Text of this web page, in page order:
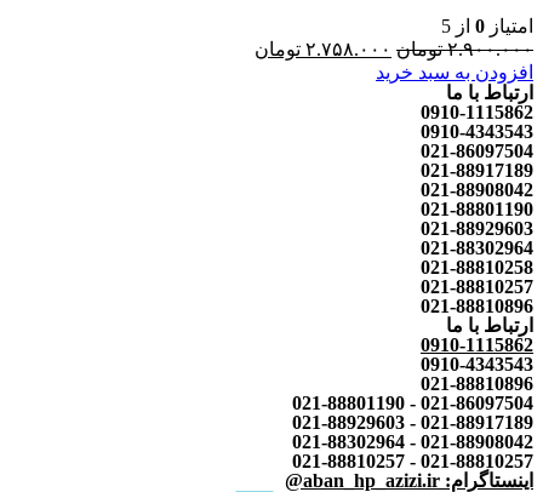
امتیاز 0 از 5
۲.۹۰۰.۰۰۰ تومان ۲.۷۵۸.۰۰۰ تومان
افزودن به سبد خرید
ارتباط با ما
0910-1115862
0910-4343543
021-86097504
021-88917189
021-88908042
021-88801190
021-88929603
021-88302964
021-88810258
021-88810257
021-88810896
ارتباط با ما
0910-1115862
0910-4343543
021-88810896
021-86097504 - 021-88801190
021-88917189 - 021-88929603
021-88908042 - 021-88302964
021-88810257 - 021-88810257
اینستاگرام: aban_hp_azizi.ir@